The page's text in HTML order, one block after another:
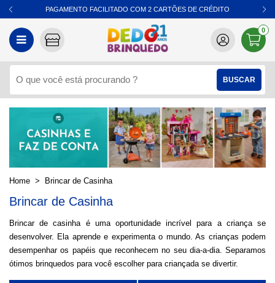
PAGAMENTO FACILITADO COM 2 CARTÕES DE CRÉDITO
0
Brincar de Casinha
Brincar de Casinha
Brincar de casinha é uma oportunidade incrível para a criança se
desenvolver. Ela aprende e experimenta o mundo. As crianças podem
desempenhar os papéis que reconhecem no seu dia-a-dia. Separamos
ótimos brinquedos para você escolher para criançada se divertir.